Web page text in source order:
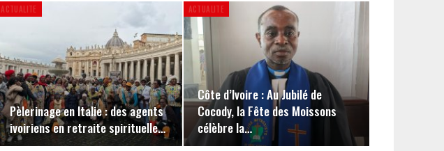
ACTUALITE
Pèlerinage en Italie : des agents
ivoiriens en retraite spirituelle…
ACTUALITE
Côte d’Ivoire : Au Jubilé de
Cocody, la Fête des Moissons
célèbre la…